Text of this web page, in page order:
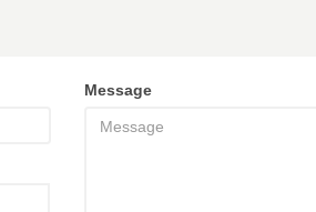
Message